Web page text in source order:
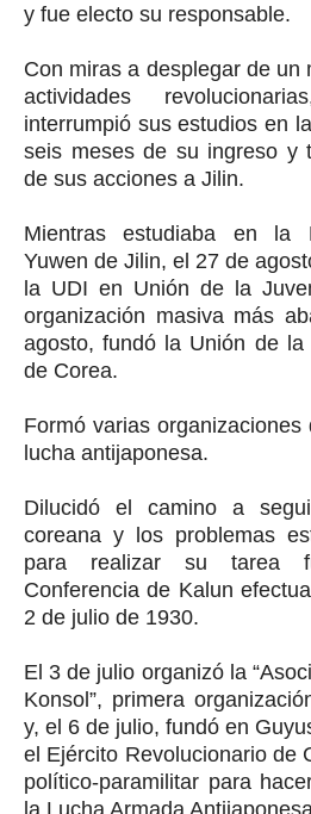
y fue electo su responsable.
Con miras a desplegar de un
actividades
interrumpió sus estudios en
seis meses de su ingreso y
de sus acciones a Jilin.
Mientras estudiaba en la
Yuwen de Jilin, el 27 de
la UDI en Unión de la
organización masiva más
agosto, fundó la Unión de la
de Corea.
Formó varias
lucha antijaponesa.
Dilucidó el camino a
coreana y los problemas
para realizar su tarea
Conferencia de Kalun
2 de julio de 1930.
El 3 de julio organizó la
Konsol”, primera
y, el 6 de julio, fundó en
el Ejército Revolucionario de
político-paramilitar para
la Lucha Armada Antijaponesa.